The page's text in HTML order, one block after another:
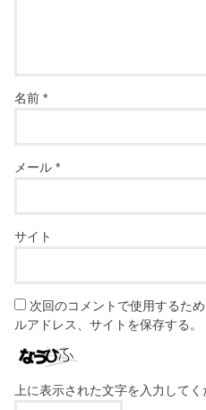
名前*
メール*
サイト
次回のコメントで使用するた
ルアドレス、サイトを保存する。
上に表示された文字を入力してく